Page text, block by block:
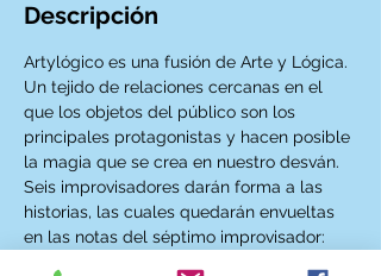
Descripción
Artylógico es una fusión de Arte y Lógica.
Un tejido de relaciones cercanas en el
que los objetos del público son los
principales protagonistas y hacen posible
la magia que se crea en nuestro desván.
Seis improvisadores darán forma a las
historias, las cuales quedarán envueltas
en las notas del séptimo improvisador: